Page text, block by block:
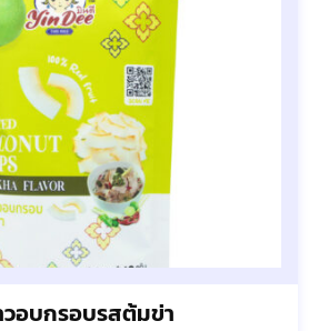
วอบกรอบรสต้มข่า